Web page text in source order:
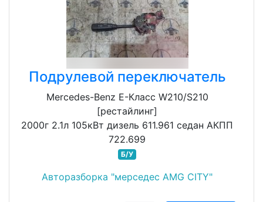
Подрулевой переключатель
Mercedes-Benz E-Класс W210/S210
[рестайлинг]
2000г 2.1л 105кВт дизель 611.961 седан АКПП
722.699
Б/У
Авторазборка "мерседес AMG CITY"